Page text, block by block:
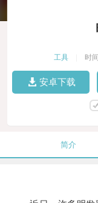
工具 时
安卓下载
简介